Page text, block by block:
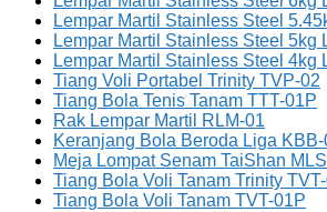
Lempar Martil Stainless Steel
Lempar Martil Stainless Steel 5kg
Lempar Martil Stainless Steel 4kg
Tiang Voli Portabel Trinity TVP-02
Tiang Bola Tenis Tanam TTT-01P
Rak Lempar Martil RLM-01
Keranjang Bola Beroda Liga KBB-
Meja Lompat Senam TaiShan
Tiang Bola Voli Tanam Trinity
Tiang Bola Voli Tanam TVT-01P